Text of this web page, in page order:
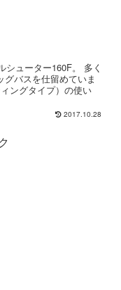
ューター160F。 多く
バスを仕留めていま
ングタイプ）の使い
2017.10.28